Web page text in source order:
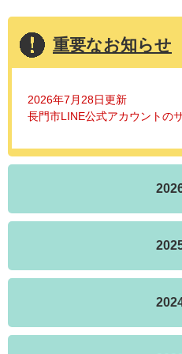
重要なお知らせ
2026年7月28日更新
長門市LINE公式アカウントの